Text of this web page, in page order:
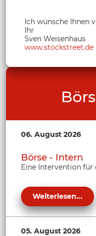
Ich wünsche Ihnen
Ihr
Sven Weisenhaus
www.stockstreet.de
06. August 2026
Börse - Intern
Eine Intervention für
Weiterlesen...
05. August 2026